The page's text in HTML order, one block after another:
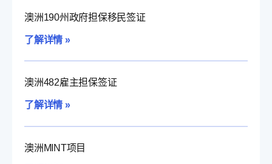
澳洲190州政府担保移民签证
了解详情 »
澳洲482雇主担保签证
了解详情 »
澳洲MINT项目